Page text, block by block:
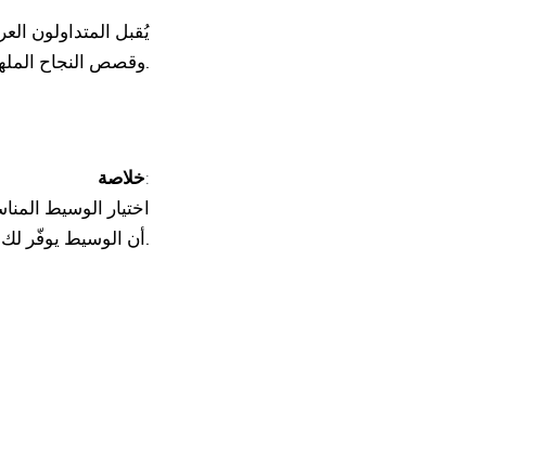
يُقبل المتداولون
وقصص النجاح الملهمة التي شهدها في العقود الأخيرة.
خلاصة:
اختيار الوسيط
أن الوسيط يوفّر لك الأدوات والخدمات التي تلبي احتياجاتك.